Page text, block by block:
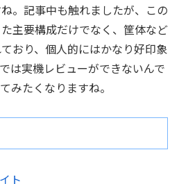
。記事中も触れましたが、この
主要構成だけでなく、筐体など
おり、個人的にはかなり好印象
は実機レビューができないんで
みたくなりますね。
ト